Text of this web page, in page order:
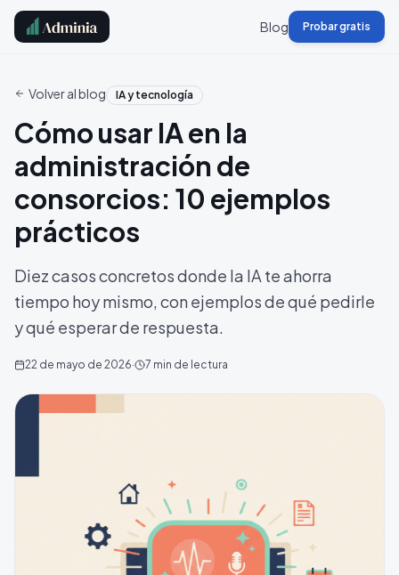
Blog Probar gratis
Volver al blog IA y tecnología
Cómo usar IA en la
administración de
consorcios: 10 ejemplos
prácticos
Diez casos concretos donde la IA te ahorra
tiempo hoy mismo, con ejemplos de qué pedirle
y qué esperar de respuesta.
22 de mayo de 2026· 7 min de lectura